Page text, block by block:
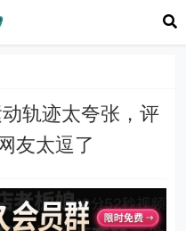
动轨迹太夸张，评
友太逗了